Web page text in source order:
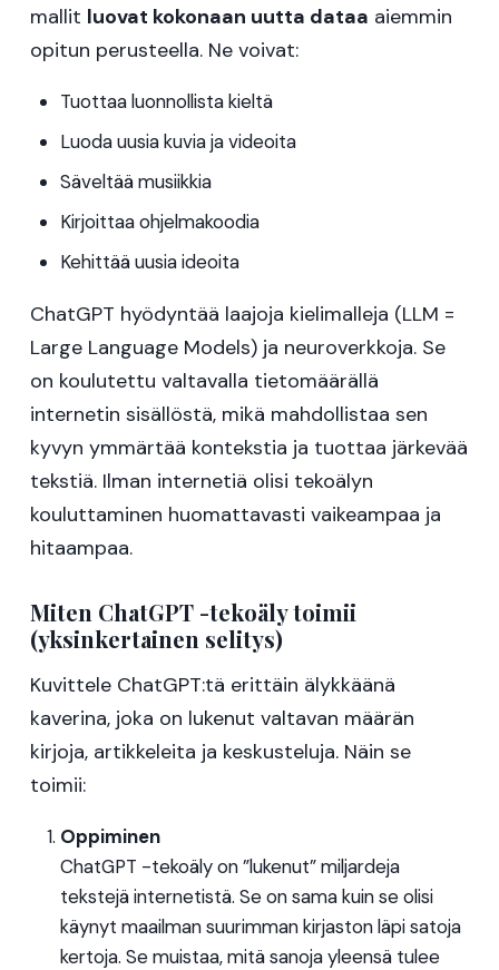
mallit luovat kokonaan uutta dataa aiemmin
opitun perusteella. Ne voivat:
Tuottaa luonnollista kieltä
Luoda uusia kuvia ja videoita
Säveltää musiikkia
Kirjoittaa ohjelmakoodia
Kehittää uusia ideoita
ChatGPT hyödyntää laajoja kielimalleja (LLM =
Large Language Models) ja neuroverkkoja. Se
on koulutettu valtavalla tietomäärällä
internetin sisällöstä, mikä mahdollistaa sen
kyvyn ymmärtää kontekstia ja tuottaa järkevää
tekstiä. Ilman internetiä olisi tekoälyn
kouluttaminen huomattavasti vaikeampaa ja
hitaampaa.
Miten ChatGPT -tekoäly toimii
(yksinkertainen selitys)
Kuvittele ChatGPT:tä erittäin älykkäänä
kaverina, joka on lukenut valtavan määrän
kirjoja, artikkeleita ja keskusteluja. Näin se
toimii:
Oppiminen
ChatGPT -tekoäly on ”lukenut” miljardeja
tekstejä internetistä. Se on sama kuin se olisi
käynyt maailman suurimman kirjaston läpi satoja
kertoja. Se muistaa, mitä sanoja yleensä tulee